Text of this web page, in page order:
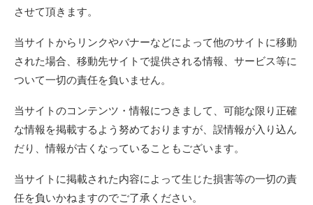
させて頂きます。
当サイトからリンクやバナーなどによって他のサイトに移動
された場合、移動先サイトで提供される情報、サービス等に
ついて一切の責任を負いません。
当サイトのコンテンツ・情報につきまして、可能な限り正確
な情報を掲載するよう努めておりますが、誤情報が入り込ん
だり、情報が古くなっていることもございます。
当サイトに掲載された内容によって生じた損害等の一切の責
任を負いかねますのでご了承ください。